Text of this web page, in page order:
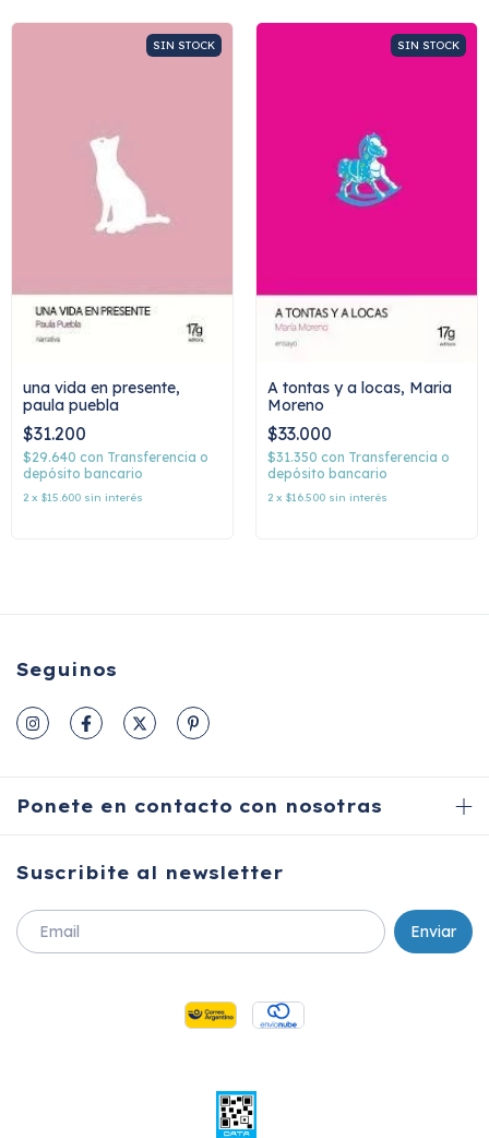
SIN STOCK
una vida en presente,
paula puebla
$31.200
$29.640 con Transferencia o
depósito bancario
2 x $15.600 sin interés
SIN STOCK
A tontas y a locas, Maria
Moreno
$33.000
$31.350 con Transferencia o
depósito bancario
2 x $16.500 sin interés
Seguinos
Ponete en contacto con nosotras
Suscribite al newsletter